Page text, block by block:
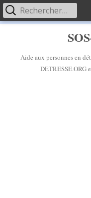
contentAide aux personnes en
DETRESSE.ORG
Primary